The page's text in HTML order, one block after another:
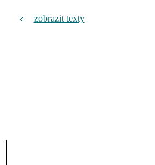
zobrazit texty